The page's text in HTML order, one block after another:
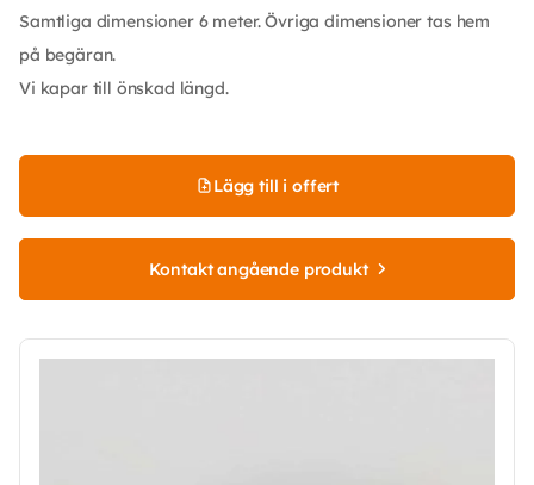
Samtliga dimensioner 6 meter. Övriga dimensioner tas hem
på begäran.
Vi kapar till önskad längd.
Lägg till i offert
Kontakt angående produkt